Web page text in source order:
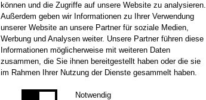
können und die Zugriffe auf unsere Website zu analysieren.
Außerdem geben wir Informationen zu Ihrer Verwendung
unserer Website an unsere Partner für soziale Medien,
Werbung und Analysen weiter. Unsere Partner führen diese
Informationen möglicherweise mit weiteren Daten
zusammen, die Sie ihnen bereitgestellt haben oder die sie
im Rahmen Ihrer Nutzung der Dienste gesammelt haben.
Notwendig